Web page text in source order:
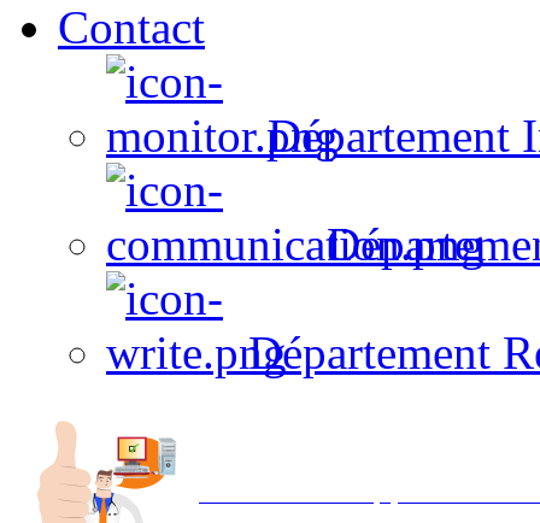
Contact
Département
Département